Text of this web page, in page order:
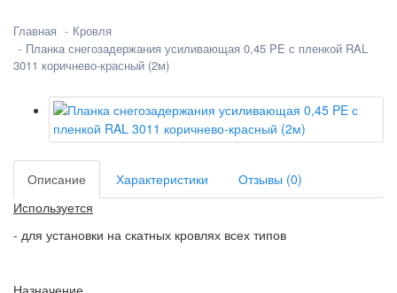
Главная
Кровля
Планка снегозадержания усиливающая 0,45 PE с пленкой RAL
3011 коричнево-красный (2м)
Описание Характеристики
Отзывы (0)
Используется
- для установки на скатных кровлях всех типов